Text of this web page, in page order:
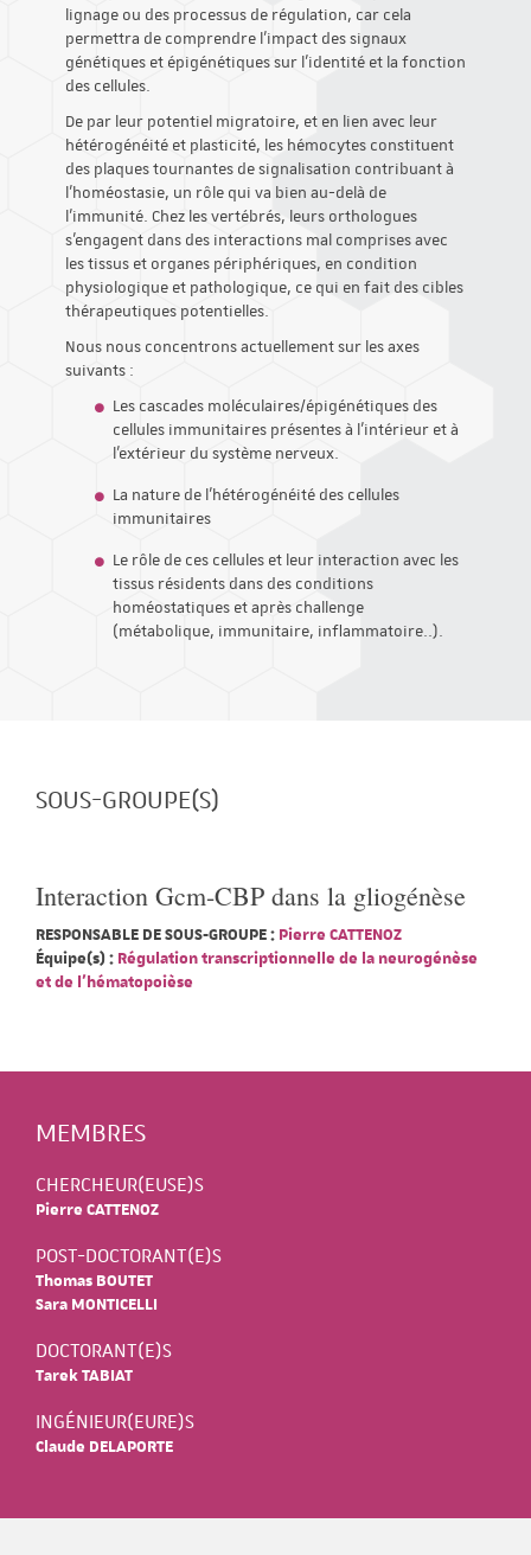
lignage ou des processus de régulation, car cela
permettra de comprendre l'impact des signaux
génétiques et épigénétiques sur l'identité et la fonction
des cellules.
De par leur potentiel migratoire, et en lien avec leur
hétérogénéité et plasticité, les hémocytes constituent
des plaques tournantes de signalisation contribuant à
l'homéostasie, un rôle qui va bien au-delà de
l'immunité. Chez les vertébrés, leurs orthologues
s'engagent dans des interactions mal comprises avec
les tissus et organes périphériques, en condition
physiologique et pathologique, ce qui en fait des cibles
thérapeutiques potentielles.
Nous nous concentrons actuellement sur les axes
suivants :
Les cascades moléculaires/épigénétiques des
cellules immunitaires présentes à l'intérieur et à
l'extérieur du système nerveux.
La nature de l'hétérogénéité des cellules
immunitaires
Le rôle de ces cellules et leur interaction avec les
tissus résidents dans des conditions
homéostatiques et après challenge
(métabolique, immunitaire, inflammatoire..).
SOUS-GROUPE(S)
Interaction Gcm-CBP dans la gliogénèse
RESPONSABLE DE SOUS-GROUPE : Pierre CATTENOZ
Équipe(s) : Régulation transcriptionnelle de la neurogénèse
et de l'hématopoièse
MEMBRES
CHERCHEUR(EUSE)S
Pierre CATTENOZ
POST-DOCTORANT(E)S
Thomas BOUTET
Sara MONTICELLI
DOCTORANT(E)S
Tarek TABIAT
INGÉNIEUR(EURE)S
Claude DELAPORTE